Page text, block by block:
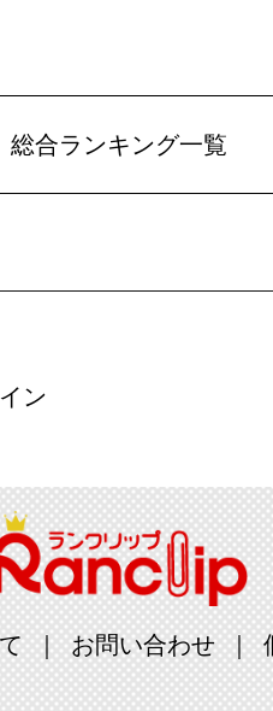
総合ランキング一覧
ン
お問い合わせ